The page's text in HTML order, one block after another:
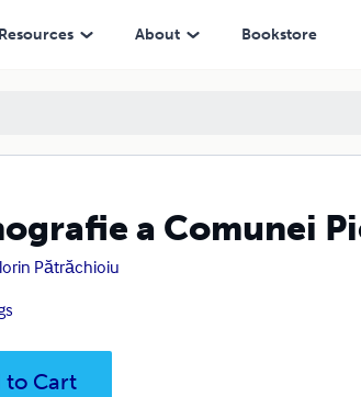
Resources About Bookstore
a Comunei
Pătrăchioiu
to Cart